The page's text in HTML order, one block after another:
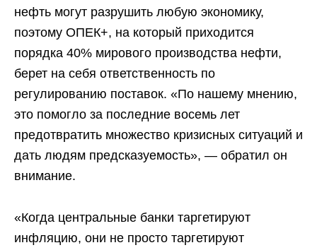
нефть могут разрушить любую экономику,
поэтому ОПЕК+, на который приходится
порядка 40% мирового производства нефти,
берет на себя ответственность по
регулированию поставок. «По нашему мнению,
это помогло за последние восемь лет
предотвратить множество кризисных ситуаций и
дать людям предсказуемость», — обратил он
внимание.
«Когда центральные банки таргетируют
инфляцию, они не просто таргетируют